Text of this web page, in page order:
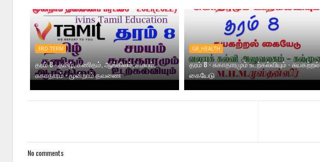
3RD TERM
தரம் 8 - தமிழ், கணிதம், ஆங்கிலம், சமயம்,
சுகாதாரம் - மூன்றாம் தவணை
G8_HEALTH
தரம் 8 - சுகாதாரமும் உடற்கல்வியும் - சுயகற்றல்
கையேடு
No comments